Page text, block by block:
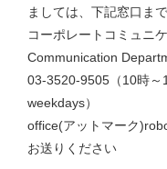
ましては、下記窓口ま
コーポレートコミュ
Communication
03-3520-9505（10時
weekdays）
office(アットマーク
お送りください